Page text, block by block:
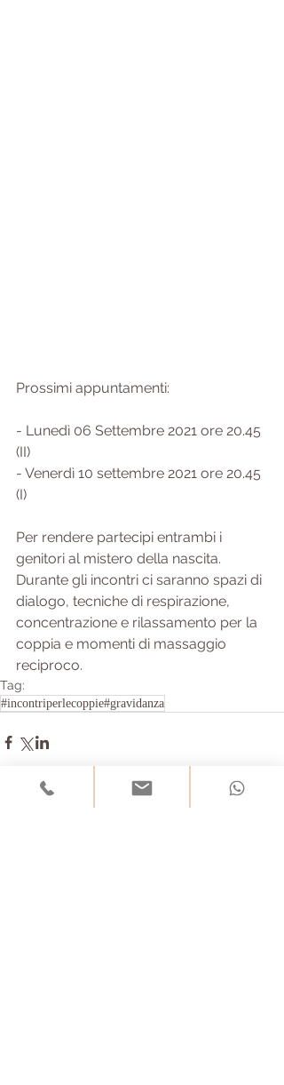
Prossimi appuntamenti:
- Lunedì 06 Settembre 2021 ore 20.45
(II)
- Venerdì 10 settembre 2021 ore 20.45
(I)
Per rendere partecipi entrambi i
genitori al mistero della nascita.
Durante gli incontri ci saranno spazi di
dialogo, tecniche di respirazione,
concentrazione e rilassamento per la
coppia e momenti di massaggio
reciproco.
Tag:
#incontriperlecoppie#gravidanza